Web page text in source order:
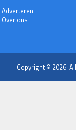
Adverteren
Over ons
Copyright © 2026.